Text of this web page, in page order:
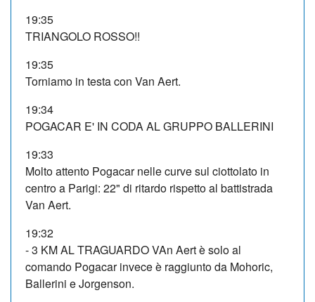
19:35
TRIANGOLO ROSSO!!
19:35
Torniamo in testa con Van Aert.
19:34
POGACAR E' IN CODA AL GRUPPO BALLERINI
19:33
Molto attento Pogacar nelle curve sul ciottolato in
centro a Parigi: 22" di ritardo rispetto al battistrada
Van Aert.
19:32
- 3 KM AL TRAGUARDO VAn Aert è solo al
comando Pogacar invece è raggiunto da Mohoric,
Ballerini e Jorgenson.